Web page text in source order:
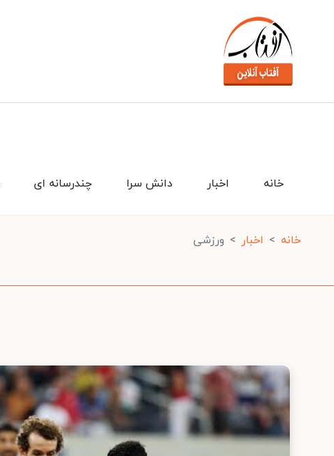
چندرسانه ای دانش سرا اخبار خانه
خانه اخبار ورزشی